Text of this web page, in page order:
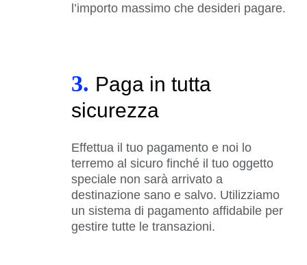
l’importo massimo che desideri pagare.
3. Paga in tutta
sicurezza
Effettua il tuo pagamento e noi lo
terremo al sicuro finché il tuo oggetto
speciale non sarà arrivato a
destinazione sano e salvo. Utilizziamo
un sistema di pagamento affidabile per
gestire tutte le transazioni.